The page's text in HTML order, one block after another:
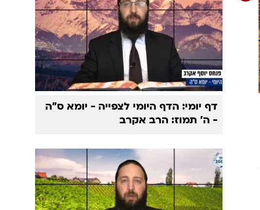
דף יומי: הדף היומי לצפייה - יומא ס"ה
- ה’ תמוז: הרב אקרב